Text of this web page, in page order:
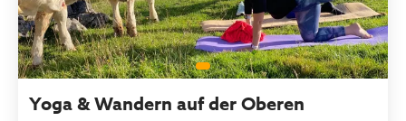
Yoga & Wandern auf der Oberen